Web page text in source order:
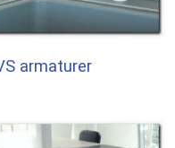
armaturer